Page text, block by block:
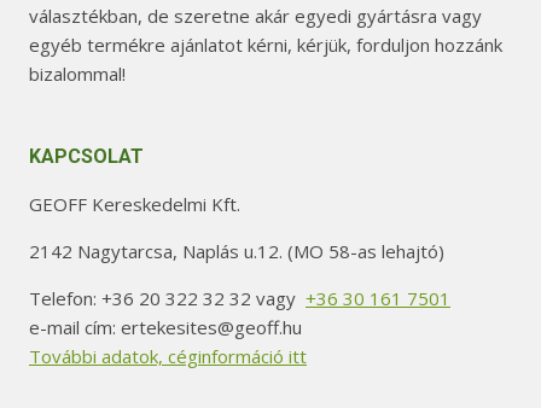
választékban, de szeretne akár egyedi gyártásra vagy
egyéb termékre ajánlatot kérni, kérjük, forduljon hozzánk
bizalommal!
KAPCSOLAT
GEOFF Kereskedelmi Kft.
2142 Nagytarcsa, Naplás u.12. (MO 58-as lehajtó)
Telefon: +36 20 322 32 32 vagy +36 30 161 7501
e-mail cím: ertekesites@geoff.hu
További adatok, céginformáció itt